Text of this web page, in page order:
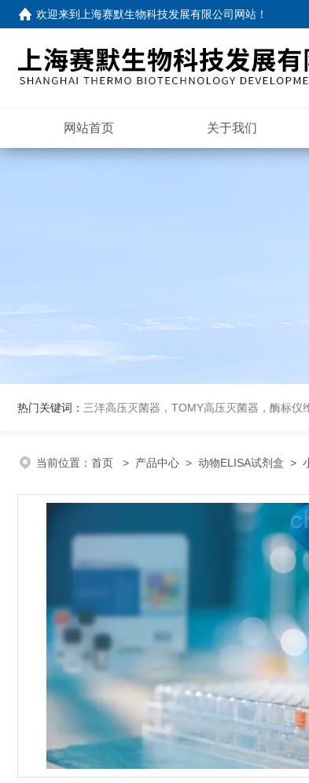
欢迎来到 上海赛默生物科技发展有限公司网站 ！
网站首页 关于我们
热门关键词： 三洋高压灭菌器，TOMY高压灭菌器，酶标仪
当前位置： 首页 > 产品中心 > 动物ELISA试剂盒 >